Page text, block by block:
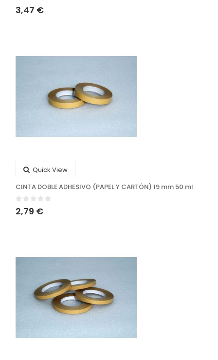
3,47 €
Quick View
CINTA DOBLE ADHESIVO (PAPEL Y CARTÓN) 19 mm 50 ml
2,79 €